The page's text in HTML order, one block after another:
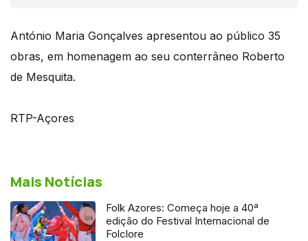
António Maria Gonçalves apresentou ao público 35
obras, em homenagem ao seu conterrâneo Roberto
de Mesquita.
RTP-Açores
Mais Notícias
Folk Azores: Começa hoje a 40ª
edição do Festival Internacional de
Folclore